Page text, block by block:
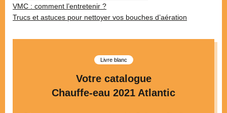
VMC : comment l’entretenir ?
Trucs et astuces pour nettoyer vos bouches d’aération
Livre blanc
Votre catalogue
Chauffe-eau 2021 Atlantic